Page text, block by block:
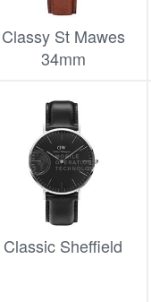
Classy St Mawes
34mm
Classic Sheffield